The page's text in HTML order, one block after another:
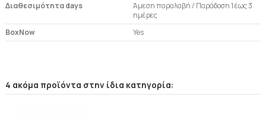
Διαθεσιμότητα days
Άμεση παραλαβή / Παράδoση 1 έως 3
ημέρες
BoxNow
Yes
4 ακόμα προϊόντα στην ίδια κατηγορία: